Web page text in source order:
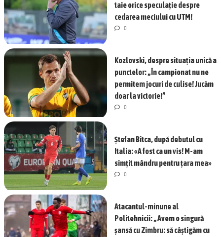
taie orice speculație despre
cedarea meciului cu UTM!
0
Kozlovski, despre situația unică a
punctelor: „În campionat nu ne
permitem jocuri de culise! Jucăm
doar la victorie!”
0
Ștefan Bîtca, după debutul cu
Italia: «A fost ca un vis! M-am
simțit mândru pentru țara mea»
0
Atacantul-minune al
Politehnicii: „Avem o singură
șansă cu Zimbru: să câștigăm cu